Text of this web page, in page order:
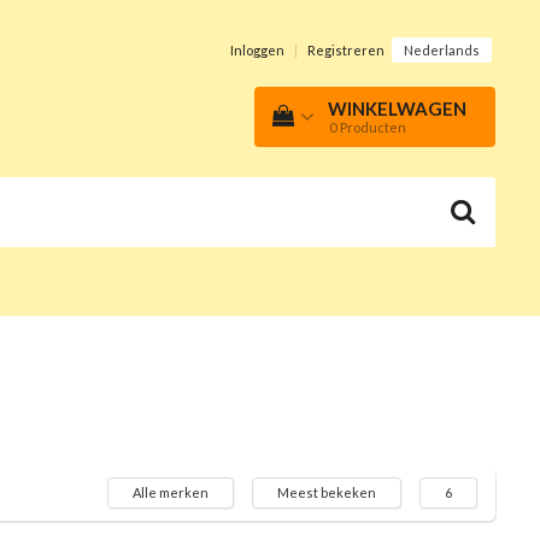
Inloggen | Registreren Nederlands
WINKELWAGEN
0 Producten
Alle merken Meest bekeken 6